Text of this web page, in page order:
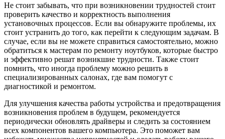
Не стоит забывать, что при возникновении трудностей стоит
проверить качество и корректность выполнения
установочных процессов. Если вы обнаружите проблемы, их
стоит устранить до того, как перейти к следующим задачам. В
случае, если вы не можете справиться самостоятельно, можно
обратиться к мастерам по ремонту ноутбуков, которые быстро
и эффективно решат возникшие трудности. Также стоит
помнить, что иногда проблему можно решить в
специализированных салонах, где вам помогут с
диагностикой и ремонтом.
Для улучшения качества работы устройства и предотвращения
возникновения проблем в будущем, рекомендуется
периодически обновлять драйверы и следить за состоянием
всех компонентов вашего компьютера. Это поможет вам